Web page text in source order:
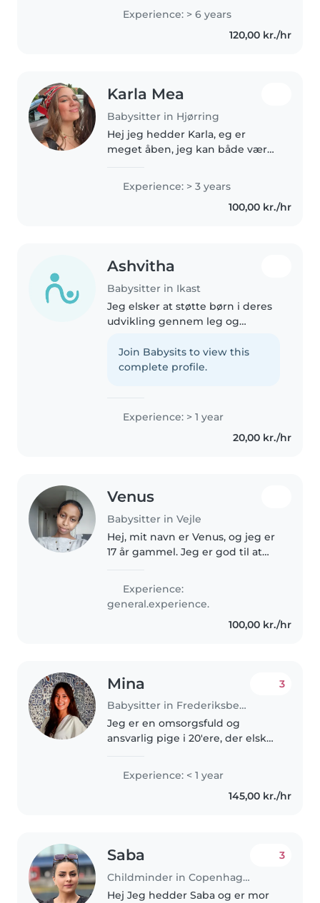
gymnasieuddannelse i Herning
og flytter til Aalborg i juli, hvor
Experience: > 6 years
120,00 kr./hr
Karla Mea
Babysitter in Hjørring
Hej jeg hedder Karla, eg er
meget åben, jeg kan både være
kommer an på barnet/børnenes
behov. Jeg har selv haft
udfordringer igennem tiden så
Experience: > 3 years
100,00 kr./hr
Ashvitha
Babysitter in Ikast
Jeg elsker at støtte børn i deres
udvikling gennem leg og
med babyer, småbørn,
børnehavebørn og skolebørn,
Join Babysits to view this
complete profile.
Experience: > 1 year
20,00 kr./hr
Venus
Babysitter in Vejle
Hej, mit navn er Venus, og jeg er
17 år gammel. Jeg er god til at
kreative aktiviteter og spille spil.
Er du på udkig..
Experience:
general.experience.
100,00 kr./hr
Mina
Babysitter in Frederiksberg
3
Jeg er en omsorgsfuld og
ansvarlig pige i 20'ere, der elsker
sygeplejerskeuddannelse og er
førstehjælpstrænet, så du kan
være sikker på, at dine børn er..
Experience: < 1 year
145,00 kr./hr
Saba
Childminder in Copenhagen
3
Hej Jeg hedder Saba og er mor